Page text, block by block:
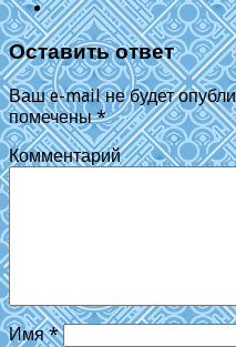
Оставить ответ
Ваш e-mail не будет
помечены*
Комментарий
Имя*